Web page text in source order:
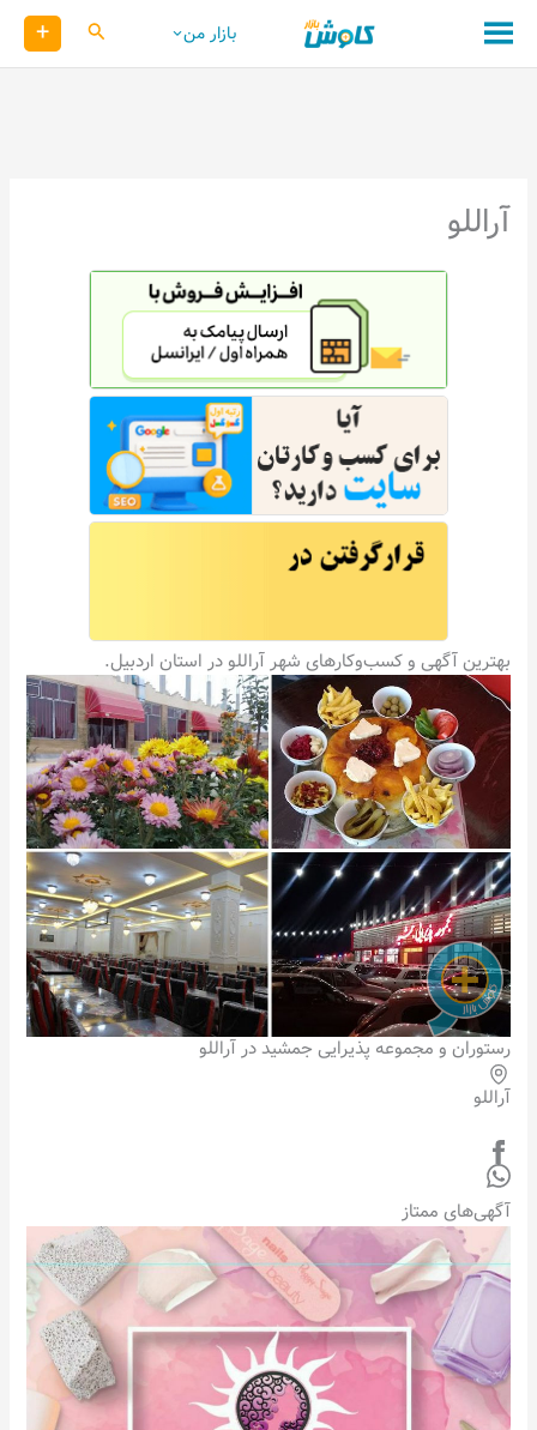
محتوا
بازار من کاوش +
آراللو
بهترین آگهی و کسب‌وکارهای شهر آراللو در استان اردبیل.
رستوران و مجموعه پذیرایی جمشید در آراللو
آراللو
آگهی‌های ممتاز